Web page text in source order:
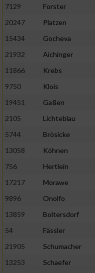
7129
Forster
20247
Platzen
15434
Gocheva
21932
Aichinger
11866
Krebs
9750
Klois
19451
Gaßen
2105
Lichteblau
5744
Brösicke
13058
Köhnen
756
Hertlein
17217
Morawe
9896
Onolfo
13859
Boltersdorf
54
Fässler
21905
Schumacher
13253
Schaefer